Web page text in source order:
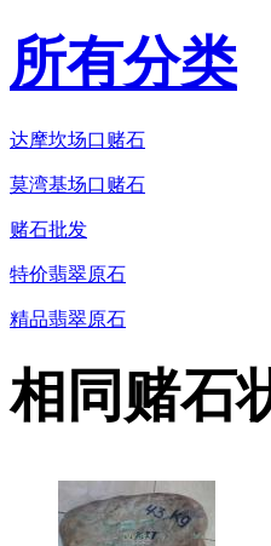
所有分类
达摩坎场口赌石
莫湾基场口赌石
赌石批发
特价翡翠原石
精品翡翠原石
相同赌石